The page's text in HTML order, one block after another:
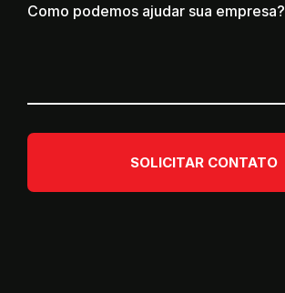
Como podemos ajudar sua empresa?
SOLICITAR CONTATO